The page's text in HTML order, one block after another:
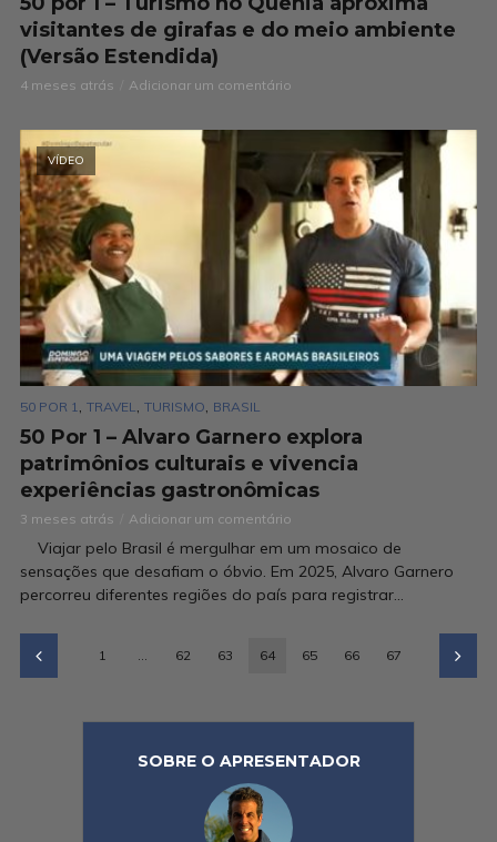
visitantes de girafas e do meio ambiente
(Versão Estendida)
4 meses atrás Adicionar um comentário
VÍDEO
50 POR 1, TRAVEL, TURISMO, BRASIL
50 Por 1 – Alvaro Garnero explora
patrimônios culturais e vivencia
experiências gastronômicas
3 meses atrás Adicionar um comentário
Viajar pelo Brasil é mergulhar em um mosaico de
sensações que desafiam o óbvio. Em 2025, Alvaro Garnero
percorreu diferentes regiões do país para registrar...
1 … 62 63 64 65 66 67
SOBRE O APRESENTADOR